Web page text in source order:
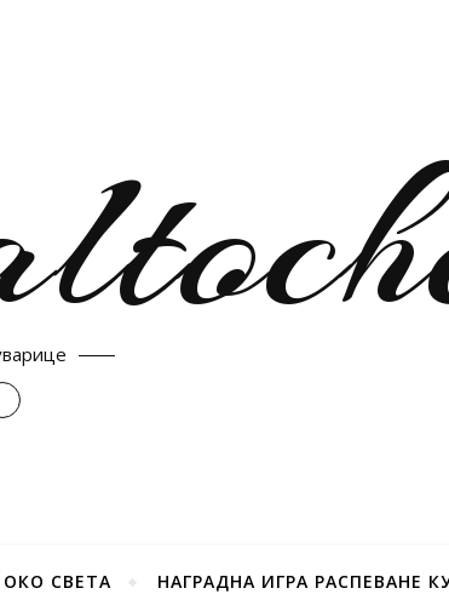
СВЕТА НАГРАДНА ИГРА РАСПЕВАНЕ